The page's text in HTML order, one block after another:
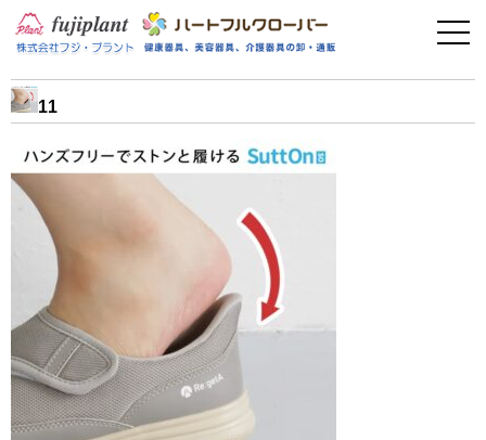
介護用品
美容・その他
フィットネス
お問い合わせ
11